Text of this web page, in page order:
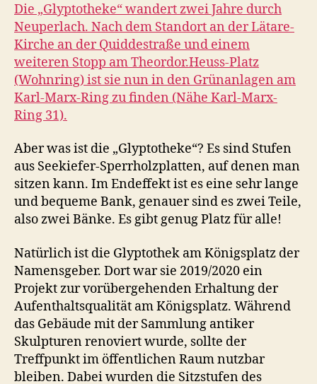
Die „Glyptotheke“ wandert zwei Jahre durch
Neuperlach. Nach dem Standort an der Lätare-
Kirche an der Quiddestraße und einem
weiteren Stopp am Theordor.Heuss-Platz
(Wohnring) ist sie nun in den Grünanlagen am
Karl-Marx-Ring zu finden (Nähe Karl-Marx-
Ring 31).
Aber was ist die „Glyptotheke“? Es sind Stufen
aus Seekiefer-Sperrholzplatten, auf denen man
sitzen kann. Im Endeffekt ist es eine sehr lange
und bequeme Bank, genauer sind es zwei Teile,
also zwei Bänke. Es gibt genug Platz für alle!
Natürlich ist die Glyptothek am Königsplatz der
Namensgeber. Dort war sie 2019/2020 ein
Projekt zur vorübergehenden Erhaltung der
Aufenthaltsqualität am Königsplatz. Während
das Gebäude mit der Sammlung antiker
Skulpturen renoviert wurde, sollte der
Treffpunkt im öffentlichen Raum nutzbar
bleiben. Dabei wurden die Sitzstufen des